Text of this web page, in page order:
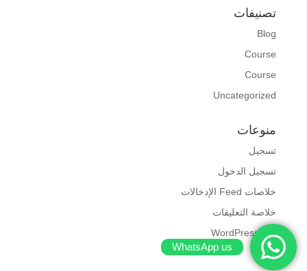
تصنيفات
Blog
Course
Course
Uncategorized
منوعات
تسجيل
تسجيل الدخول
خلاصات Feed الإدخالات
خلاصة التعليقات
WordPress.org
WhatsApp us